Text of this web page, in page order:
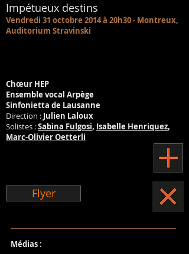
Impétueux destins
Vendredi 31 octobre 2014 à 20h30 - Montreux,
Auditorium Stravinski
Chœur HEP
Ensemble vocal Arpège
Sinfonietta de Lausanne
Direction : Julien Laloux
Solistes :Sabina Fulgosi, Isabelle Henriquez,
Marc-Olivier Oetterli
Flyer
Médias :